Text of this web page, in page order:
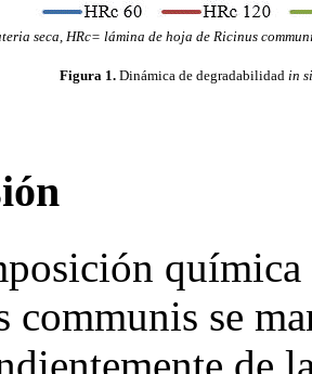
seca, HRc= lámina de hoja de Ricinus
Figura 1. Dinámica de degradabilidad in
química
communis se